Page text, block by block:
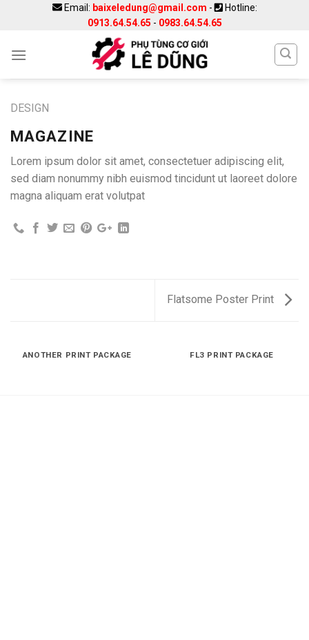
Email: baixeledung@gmail.com -
Hotline:
0913.64.54.65 - 0983.64.54.65
DESIGN
MAGAZINE
Lorem ipsum dolor sit amet, consectetuer adipiscing elit,
sed diam nonummy nibh euismod tincidunt ut laoreet dolore
magna aliquam erat volutpat
Flatsome Poster Print
ANOTHER PRINT PACKAGE FL3 PRINT PACKAGE